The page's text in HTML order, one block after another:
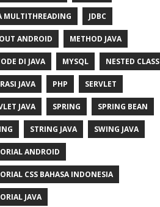
MULTITHREADING JDBC
ANDROID METHOD JAVA
DI JAVA MYSQL NESTED CLASS
JAVA PHP SERVLET
JAVA SPRING SPRING BEAN
STRING JAVA SWING JAVA
ANDROID
CSS BAHASA INDONESIA
JAVA